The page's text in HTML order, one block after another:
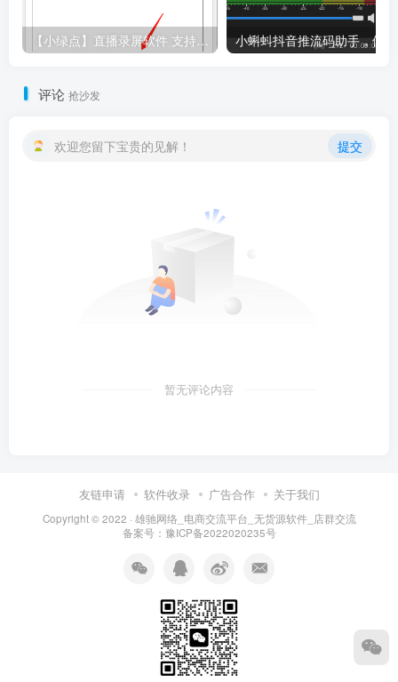
【小绿点】直播录屏软件 支持抖音快手直播屏幕高清录制
评论 抢沙发
欢迎您留下宝贵的见解！ 提交
暂无评论内容
友链申请 软件收录 广告合作 关于我们
Copyright © 2022 · 雄驰网络_电商交流平台_无货源软件_店群交流
备案号： 豫ICP备2022020235号